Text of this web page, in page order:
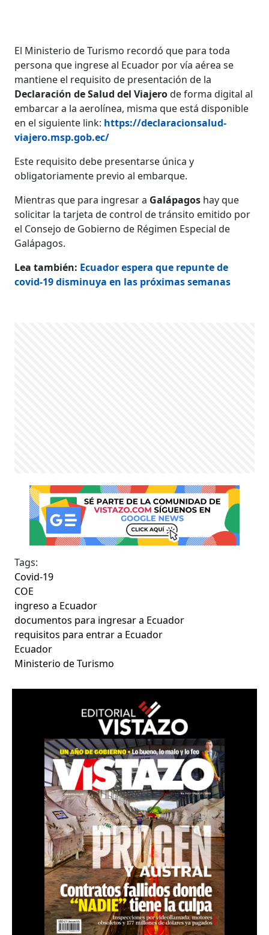
El Ministerio de Turismo recordó que para toda
persona que ingrese al Ecuador por vía aérea se
mantiene el requisito de presentación de la
Declaración de Salud del Viajerode forma digital al
embarcar a la aerolínea, misma que está disponible
en el siguiente link: https://declaracionsalud-
viajero.msp.gob.ec/
Este requisito debe presentarse única y
obligatoriamente previo al embarque.
Mientras que para ingresar a Galápagos hay que
solicitar la tarjeta de control de tránsito emitido por
el Consejo de Gobierno de Régimen Especial de
Galápagos.
Lea también: Ecuador espera que repunte de
covid-19 disminuya en las próximas semanas
Tags:
Covid-19
COE
ingreso a Ecuador
documentos para ingresar a Ecuador
requisitos para entrar a Ecuador
Ecuador
Ministerio de Turismo